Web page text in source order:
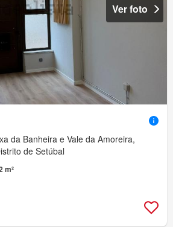
Ver foto
da Banheira e Vale da Amoreira,
de Setúbal
m²